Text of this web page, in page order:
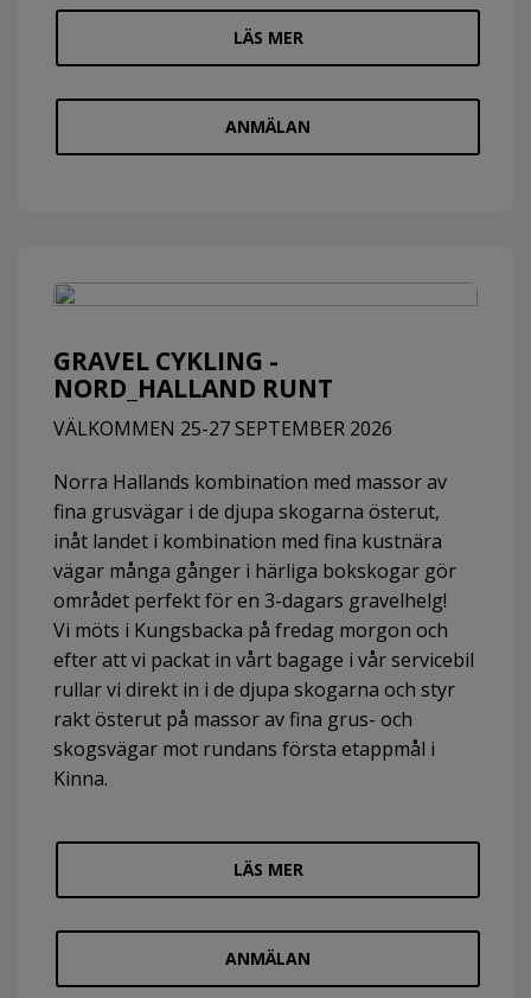
LÄS MER
ANMÄLAN
GRAVEL CYKLING -
NORD_HALLAND RUNT
VÄLKOMMEN 25-27 SEPTEMBER 2026
Norra Hallands kombination med massor av
fina grusvägar i de djupa skogarna österut,
inåt landet i kombination med fina kustnära
vägar många gånger i härliga bokskogar gör
området perfekt för en 3-dagars gravelhelg!
Vi möts i Kungsbacka på fredag morgon och
efter att vi packat in vårt bagage i vår servicebil
rullar vi direkt in i de djupa skogarna och styr
rakt österut på massor av fina grus- och
skogsvägar mot rundans första etappmål i
Kinna.
LÄS MER
ANMÄLAN